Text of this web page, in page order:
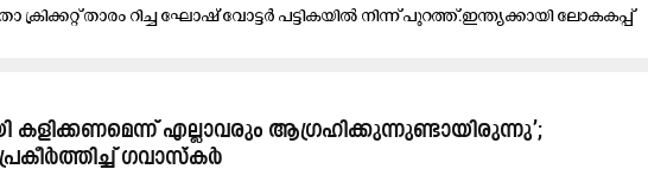
താരം റിച്ച ഘോഷ് വോട്ടർ പട്ടികയിൽ നിന്ന് പുറത്ത്.ഇന്ത്യക്കായി ലോകകപ്പ്
കളിക്കണമെന്ന് എല്ലാവരും ആഗ്രഹിക്കുന്നുണ്ടായിരുന്നു’;
ഗവാസ്കർ